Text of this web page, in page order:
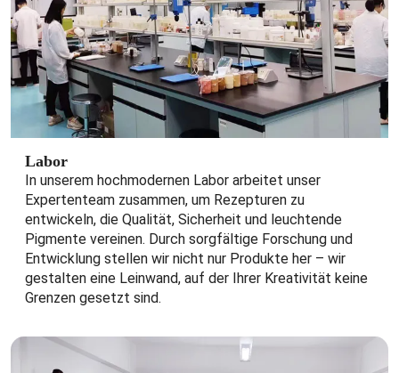
Labor
In unserem hochmodernen Labor arbeitet unser
Expertenteam zusammen, um Rezepturen zu
entwickeln, die Qualität, Sicherheit und leuchtende
Pigmente vereinen. Durch sorgfältige Forschung und
Entwicklung stellen wir nicht nur Produkte her – wir
gestalten eine Leinwand, auf der Ihrer Kreativität keine
Grenzen gesetzt sind.